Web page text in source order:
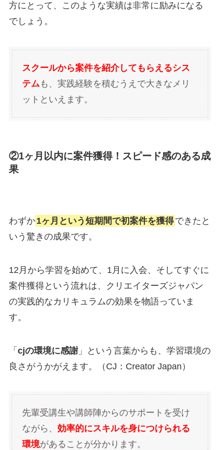
方にとって、このような実績は非常に励みになる
でしょう。
スクールから案件を紹介してもらえるシス
テム も、実践経験を積むうえで大きなメリ
ットといえます。
②1ヶ月以内に案件獲得！スピード感のある成
果
わずか1ヶ月という短期間で初案件を獲得できたと
いう驚きの成果です。
12月から学習を始めて、1月に入会、そしてすぐに
案件獲得という流れは、クリエイターズジャパン
の実践的なカリキュラムの効果を物語っていま
す。
「 cjの環境に感謝」という言葉からも、学習環境の
良さがうかがえます。（CJ：Creator Japan）
先輩受講生や講師陣からのサポートを受け
ながら、 効率的にスキルを身につけられる
環境があることが分かります。